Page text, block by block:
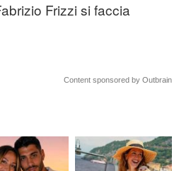
Frizzi si faccia
Content sponsored by Outbrain